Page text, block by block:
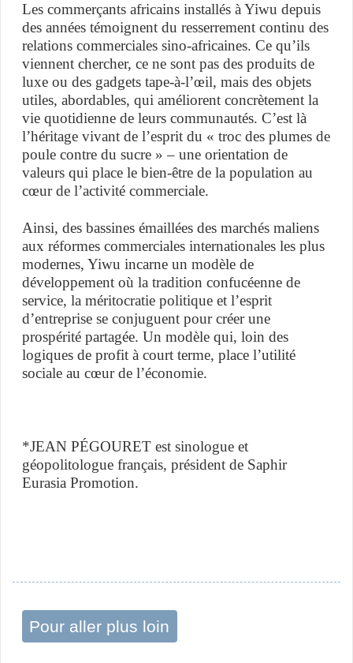
Les commerçants africains installés à Yiwu depuis
des années témoignent du resserrement continu des
relations commerciales sino-africaines. Ce qu’ils
viennent chercher, ce ne sont pas des produits de
luxe ou des gadgets tape-à-l’œil, mais des objets
utiles, abordables, qui améliorent concrètement la
vie quotidienne de leurs communautés. C’est là
l’héritage vivant de l’esprit du « troc des plumes de
poule contre du sucre » – une orientation de
valeurs qui place le bien-être de la population au
cœur de l’activité commerciale.
Ainsi, des bassines émaillées des marchés maliens
aux réformes commerciales internationales les plus
modernes, Yiwu incarne un modèle de
développement où la tradition confucéenne de
service, la méritocratie politique et l’esprit
d’entreprise se conjuguent pour créer une
prospérité partagée. Un modèle qui, loin des
logiques de profit à court terme, place l’utilité
sociale au cœur de l’économie.
*JEAN PÉGOURET est sinologue et
géopolitologue français, président de Saphir
Eurasia Promotion.
Pour aller plus loin